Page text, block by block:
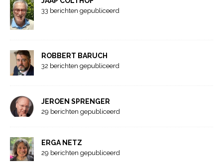
33 berichten gepubliceerd
ROBBERT BARUCH
32 berichten gepubliceerd
JEROEN SPRENGER
29 berichten gepubliceerd
ERGA NETZ
29 berichten gepubliceerd